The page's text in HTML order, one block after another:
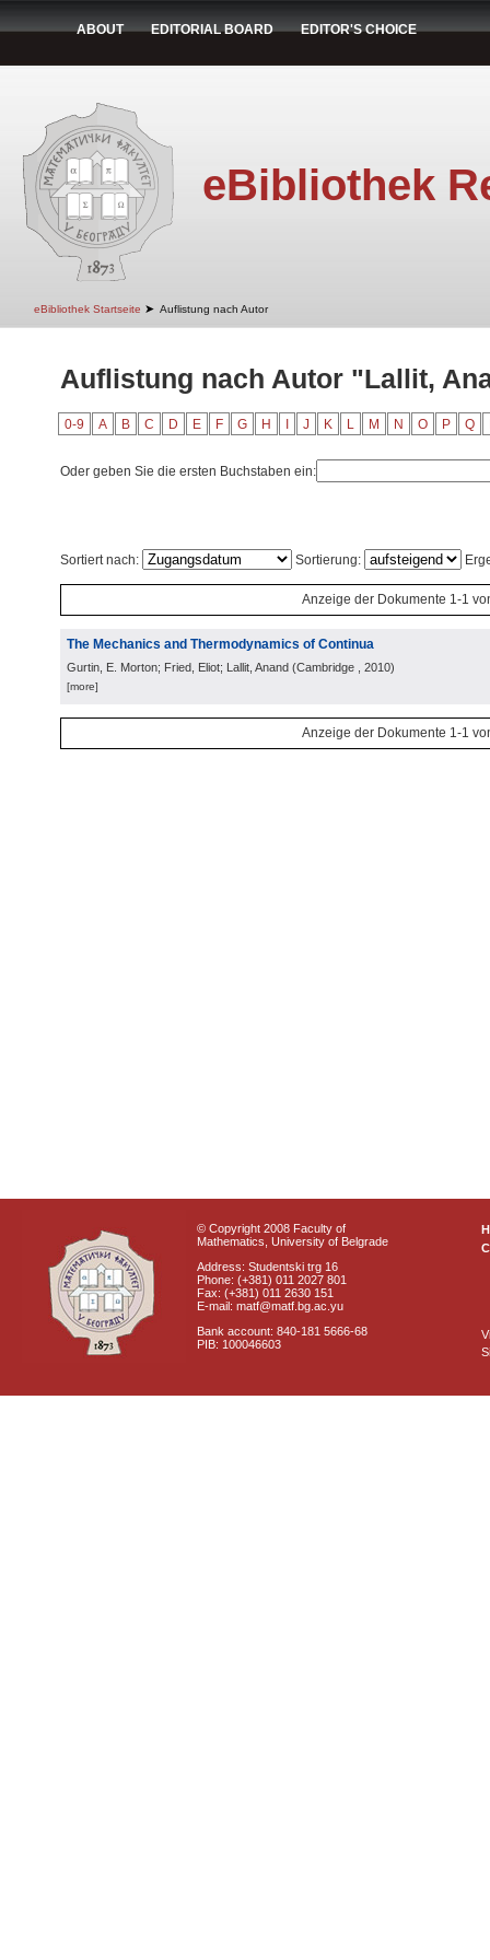
ABOUT EDITORIAL BOARD EDITOR'S CHOICE
eBibliothek
eBibliothek Startseite ➤ Auflistung nach Autor
Auflistung nach Autor "Lallit,
0-9 A B C D E F G H J K L M N O P Q
Oder geben Sie die ersten Buchstaben ein:
Sortiert nach: Sortierung:
Anzeige der Dokumente 1-1
The Mechanics and Thermodynamics of Continua
Gurtin, E. Morton; Fried, Eliot; Lallit, Anand (Cambridge , 2010)
[more]
Anzeige der Dokumente 1-1
© Copyright 2008 Faculty of
Mathematics, University of Belgrade
Address: Studentski trg 16
Phone: (+381) 011 2027 801
Fax: (+381) 011 2630 151
E-mail: matf@matf.bg.ac.yu
Bank account: 840-181 5666-68
PIB: 100046603